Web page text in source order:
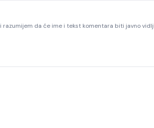
i razumijem da će ime i tekst komentara biti javno